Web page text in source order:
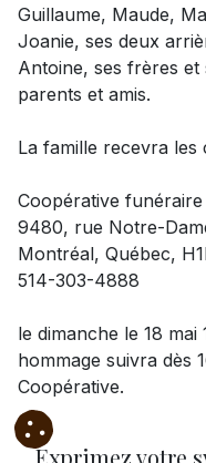
Guillaume, Maude,
Joanie, ses deux
Antoine, ses frères
parents et amis.
La famille recevra les
Coopérative
9480, rue Notre-
Montréal, Québec,
514-303-4888
le dimanche le 18
hommage suivra dès
Coopérative.